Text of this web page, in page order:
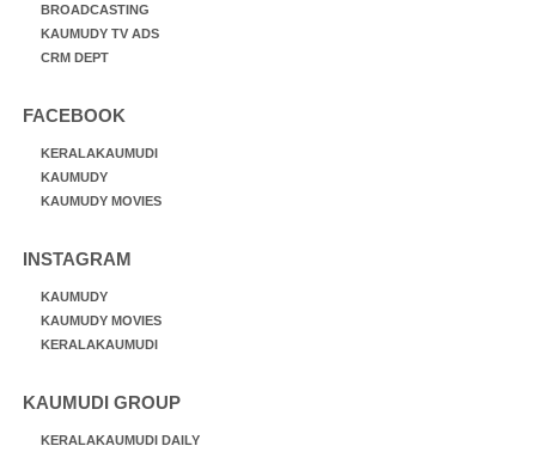
BROADCASTING
KAUMUDY TV ADS
CRM DEPT
FACEBOOK
KERALAKAUMUDI
KAUMUDY
KAUMUDY MOVIES
INSTAGRAM
KAUMUDY
KAUMUDY MOVIES
KERALAKAUMUDI
KAUMUDI GROUP
KERALAKAUMUDI DAILY